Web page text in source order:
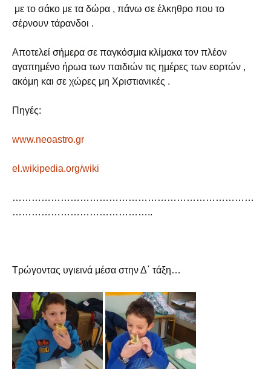
με το σάκο με τα δώρα , πάνω σε έλκηθρο που το
σέρνουν τάρανδοι .
Αποτελεί σήμερα σε παγκόσμια κλίμακα τον πλέον
αγαπημένο ήρωα των παιδιών τις ημέρες των εορτών ,
ακόμη και σε χώρες μη Χριστιανικές .
Πηγές:
www.neoastro.gr
el.wikipedia.org/wiki
…………………………………………………………………
……………………………………..
Τρώγοντας υγιεινά μέσα στην Δ΄ τάξη…